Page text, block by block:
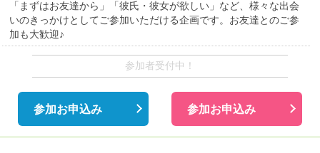
「まずはお友達から」「彼氏・彼女が欲しい」など、様々な出会
いのきっかけとしてご参加いただける企画です。お友達とのご参
加も大歓迎♪
参加者受付中！
参加お申込み 参加お申込み